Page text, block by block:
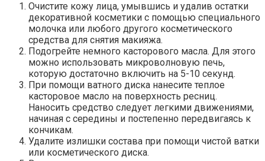
Очистите кожу лица, умывшись и удалив остатки
декоративной косметики с помощью специального
молочка или любого другого косметического
средства для снятия макияжа.
Подогрейте немного касторового масла. Для этого
можно использовать микроволновую печь,
которую достаточно включить на 5-10 секунд.
При помощи ватного диска нанесите теплое
касторовое масло на поверхность ресниц.
Наносить средство следует легкими движениями,
начиная с середины и постепенно передвигаясь к
кончикам.
Удалите излишки состава при помощи чистой ватки
или косметического диска.